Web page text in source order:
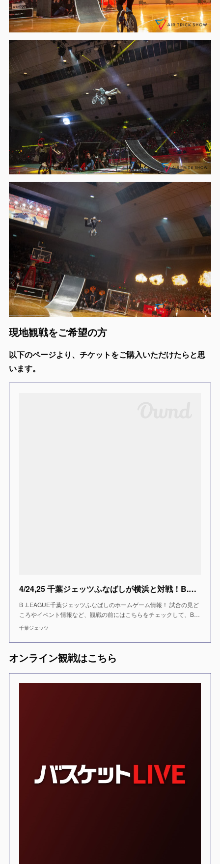
現地観戦をご希望の方
以下のページより、チケットをご購入いただけたらと思
います。
4/24,25 千葉ジェッツふなばしが横浜と対戦！B.LEAGUE2020-21
B .LEAGUE千葉ジェッツふなばしのホームゲーム情報！ 試合の見ど
ころやイベント情報など、観戦の前にはこちらをチェックして、B…
千葉ジェッツ
オンライン観戦はこちら